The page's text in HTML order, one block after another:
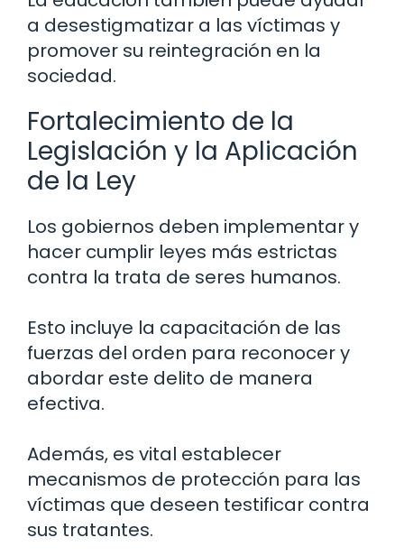
a desestigmatizar a las víctimas y
promover su reintegración en la
sociedad.
Fortalecimiento de la
Legislación y la Aplicación
de la Ley
Los gobiernos deben implementar y
hacer cumplir leyes más estrictas
contra la trata de seres humanos.
Esto incluye la capacitación de las
fuerzas del orden para reconocer y
abordar este delito de manera
efectiva.
Además, es vital establecer
mecanismos de protección para las
víctimas que deseen testificar contra
sus tratantes.